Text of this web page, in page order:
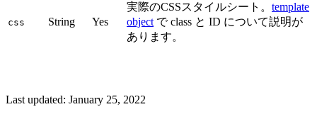
css String Yes
実際のCSSスタイルシート。 template
object で class と ID について説明が
あります。
Last updated: January 25, 2022